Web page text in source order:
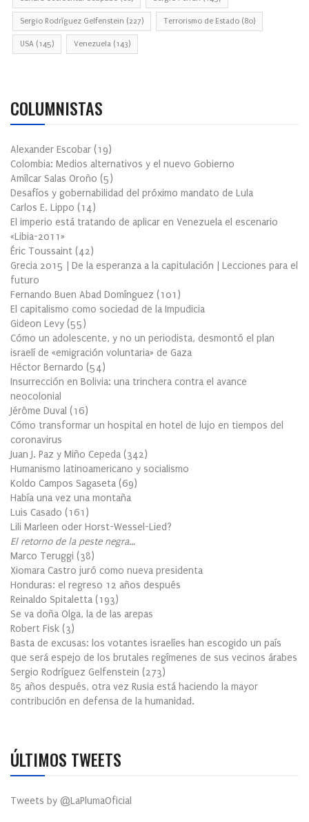
Sergio Rodríguez Gelfenstein (227) Terrorismo de Estado (80)
USA (145) Venezuela (143)
COLUMNISTAS
Alexander Escobar (19)
Colombia: Medios alternativos y el nuevo Gobierno
Amílcar Salas Oroño (5)
Desafíos y gobernabilidad del próximo mandato de Lula
Carlos E. Lippo (14)
El imperio está tratando de aplicar en Venezuela el escenario
«Libia-2011»
Éric Toussaint (42)
Grecia 2015 | De la esperanza a la capitulación | Lecciones para el
futuro
Fernando Buen Abad Domínguez (101 )
El capitalismo como sociedad de la Impudicia
Gideon Levy (55)
Cómo un adolescente, y no un periodista, desmontó el plan
israelí de «emigración voluntaria» de Gaza
Héctor Bernardo (54)
Insurrección en Bolivia: una trinchera contra el avance
neocolonial
Jérôme Duval (16)
Cómo transformar un hospital en hotel de lujo en tiempos del
coronavirus
Juan J. Paz y Miño Cepeda (342)
Humanismo latinoamericano y socialismo
Koldo Campos Sagaseta (69)
Había una vez una montaña
Luis Casado (161 )
Lili Marleen oder Horst-Wessel-Lied?
El retorno de la peste negra…
Marco Teruggi (38)
Xiomara Castro juró como nueva presidenta
Honduras: el regreso 12 años después
Reinaldo Spitaletta (193)
Se va doña Olga, la de las arepas
Robert Fisk (3)
Basta de excusas: los votantes israelíes han escogido un país
que será espejo de los brutales regímenes de sus vecinos árabes
Sergio Rodríguez Gelfenstein (273)
85 años después, otra vez Rusia está haciendo la mayor
contribución en defensa de la humanidad.
ÚLTIMOS TWEETS
Tweets by @LaPlumaOficial